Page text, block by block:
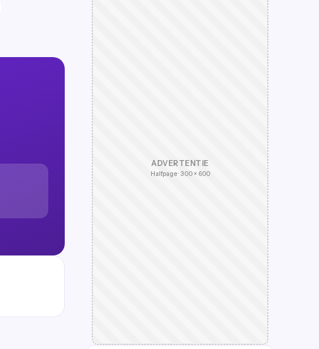
ADVERTENTIE
Halfpage · 300 × 600